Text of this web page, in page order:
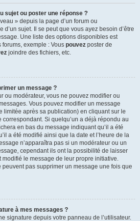
sujet ou poster une réponse ?
» depuis la page d’un forum ou
sujet. Il se peut que vous ayez besoin d’être
Une liste des options disponibles est
exemple : Vous pouvez poster de
joindre des fichiers, etc.
un message ?
ou modérateur, vous ne pouvez modifier ou
Vous pouvez modifier un message
limitée après sa publication) en cliquant sur le
Si quelqu’un a déjà répondu au
en bas du message indiquant qu’il a été
a été modifié ainsi que la date et l’heure de la
n’apparaîtra pas si un modérateur ou un
cependant ils ont la possibilité de laisser
modifié le message de leur propre initiative.
peuvent pas supprimer un message une fois que
à mes messages ?
signature depuis votre panneau de l’utilisateur.